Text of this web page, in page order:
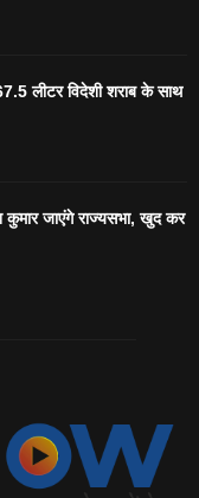
67.5 लीटर विदेशी शराब के साथ
जाएंगे राज्यसभा, खुद कर